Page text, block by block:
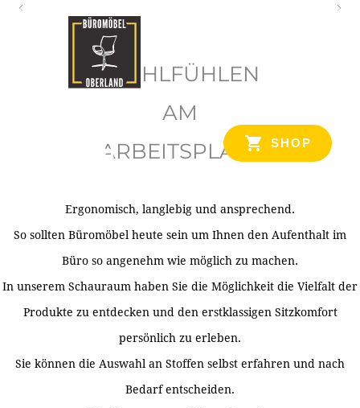
SHOP
WOHLFÜHLEN
AM
ARBEITSPLATZ
Ergonomisch, langlebig und ansprechend.
So sollten Büromöbel heute sein um Ihnen den Aufenthalt im
Büro so angenehm wie möglich zu machen.
In unserem Schauraum haben Sie die Möglichkeit die Vielfalt der
Produkte zu entdecken und den erstklassigen Sitzkomfort
persönlich zu erleben.
Sie können die Auswahl an Stoffen selbst erfahren und nach
Bedarf entscheiden.